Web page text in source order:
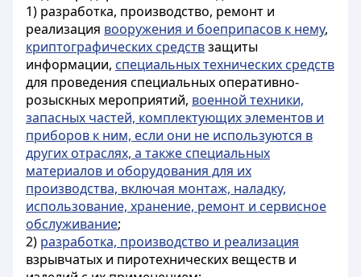
1) разработка, производство, ремонт и
реализация вооружения и боеприпасов к нему,
криптографических средствзащиты
информации, специальных технических средств
для проведения специальных оперативно-
розыскных мероприятий, военной техники,
запасных частей, комплектующих элементов и
приборов к ним, если они не используются в
других отраслях, а также специальных
материалов и оборудования для их
производства, включая монтаж, наладку,
использование, хранение, ремонт и сервисное
обслуживание;
2) разработка, производство и реализация
взрывчатых и пиротехнических веществ и